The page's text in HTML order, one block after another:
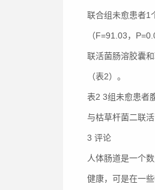
联合组未愈患者1
（F=91.03，
联活菌肠溶胶囊
（表2）。
表2 3组未愈患者
与枯草杆菌二联
3 评论
人体肠道是一个
健康，可是在一